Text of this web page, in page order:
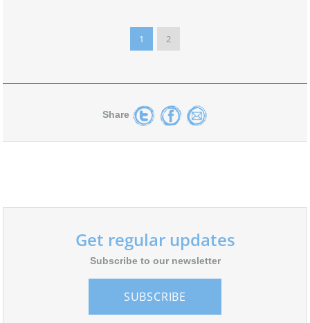
1 2
Share
Get regular updates
Subscribe to our newsletter
SUBSCRIBE